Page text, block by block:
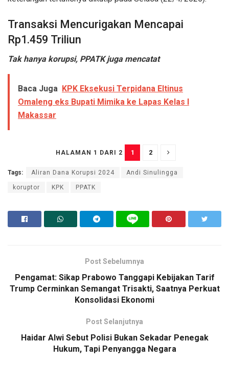
Transaksi Mencurigakan Mencapai
Rp1.459 Triliun
Tak hanya korupsi, PPATK juga mencatat
Baca Juga KPK Eksekusi Terpidana Eltinus
Omaleng eks Bupati Mimika ke Lapas Kelas I
Makassar
HALAMAN 1 DARI 2 1 2
Tags: Aliran Dana Korupsi 2024 Andi Sinulingga
koruptor KPK PPATK
Post Sebelumnya
Pengamat: Sikap Prabowo Tanggapi Kebijakan Tarif
Trump Cerminkan Semangat Trisakti, Saatnya Perkuat
Konsolidasi Ekonomi
Post Selanjutnya
Haidar Alwi Sebut Polisi Bukan Sekadar Penegak
Hukum, Tapi Penyangga Negara